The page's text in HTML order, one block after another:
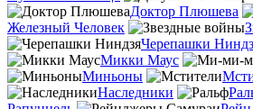
Доктор Плюшева
Железный Человек
Черепашки
Микки Маус
Миньоны
Наследники